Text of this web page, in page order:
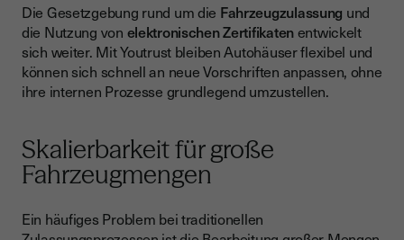
Die Gesetzgebung rund um die Fahrzeugzulassung und
die Nutzung von elektronischen Zertifikatenentwickelt
sich weiter. Mit Youtrust bleiben Autohäuser flexibel und
können sich schnell an neue Vorschriften anpassen, ohne
ihre internen Prozesse grundlegend umzustellen.
Skalierbarkeit für große
Fahrzeugmengen
Ein häufiges Problem bei traditionellen